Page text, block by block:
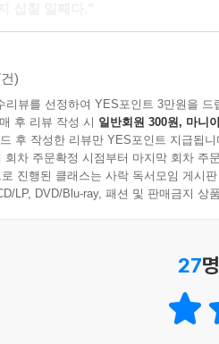
증상으로, 잠을 못 잤다고 피곤
있는 평범한 가정주부. 어느 날
소설들을 읽으며 밤의 시간을 영유
스토이의 위대함에 대해 심취한다
서 빠져나와 브랜디를 마시며 러시
눈치채지 못한다. 오히려 ‘나’는 ‘
지 210매 분량의 중편소설에 해당
)
리뷰를 선정하여 YES포인트 3만원을 드
후 리뷰 작성 시 일반회원 300원, 마니
후 작성한 리뷰만 YES포인트 지급됩니
회차 주문확정 시점부터 마지막 회차 주
진행된 클래스는 사락 독서모임 게시
LP, DVD/Blu-ray, 패션 및 판매금지 상
27